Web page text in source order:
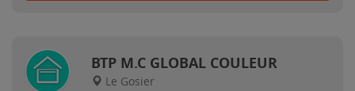
BTP M.C GLOBAL COULEUR
Le Gosier